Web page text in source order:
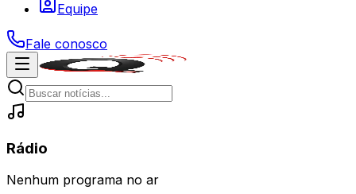
Equipe
Fale conosco
Rádio
Nenhum programa no ar